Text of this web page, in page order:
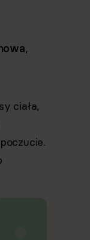
,
ciała,